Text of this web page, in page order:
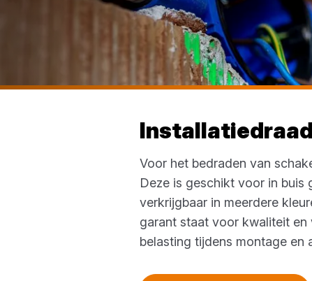
Installatiedraad
Voor het bedraden van
Deze is geschikt voor in buis
verkrijgbaar in meerdere
garant staat voor kwaliteit en
belasting tijdens montage en